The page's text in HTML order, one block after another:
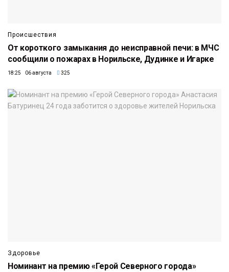
Происшествия
От короткого замыкания до неисправной печи: в МЧС
сообщили о пожарах в Норильске, Дудинке и Игарке
18:25 06 августа 325
Здоровье
Номинант на премию «Герой Северного города»